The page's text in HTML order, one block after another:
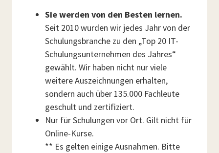
Sie werden von den Besten lernen.
Seit 2010 wurden wir jedes Jahr von der
Schulungsbranche zu den „Top 20 IT-
Schulungsunternehmen des Jahres“
gewählt. Wir haben nicht nur viele
weitere Auszeichnungen erhalten,
sondern auch über 135.000 Fachleute
geschult und zertifiziert.
Nur für Schulungen vor Ort. Gilt nicht für
Online-Kurse.
** Es gelten einige Ausnahmen. Bitte